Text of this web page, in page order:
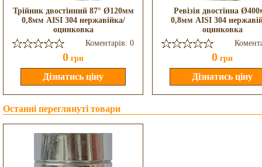
Трійник двостінний 87° Ø120мм
0,8мм AISI 304 нержавійка/
оцинковка
Коментарів: 0
0 грн
Ревізія двостінна
0,8мм AISI 304
оцинковка
0 грн
Останні переглянуті товари